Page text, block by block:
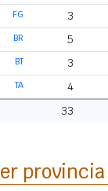
FG 3
BR 5
BT 3
TA 4
33